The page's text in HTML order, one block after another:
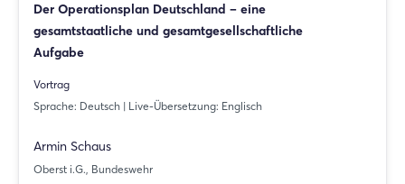
Der Operationsplan Deutschland – eine
gesamtstaatliche und gesamtgesellschaftliche
Aufgabe
Vortrag
Sprache: Deutsch | Live-Übersetzung: Englisch
Armin Schaus
Oberst i.G., Bundeswehr